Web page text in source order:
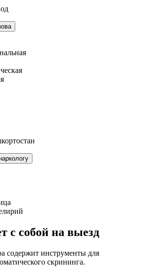
с собой на выезд
содержит инструменты для
скрининга.